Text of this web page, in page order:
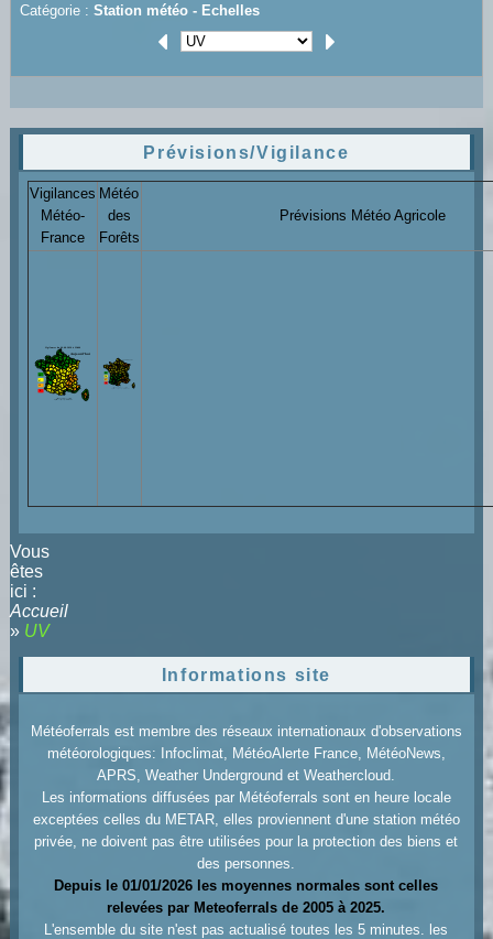
Catégorie : Station météo - Echelles
Prévisions/Vigilance
Vigilances
Météo-
France
Météo
des
Forêts
Prévisions Météo Agricole
Vous
êtes
ici :
Accueil
» UV
Informations site
Météoferrals est membre des réseaux internationaux d'observations
météorologiques: Infoclimat, MétéoAlerte France, MétéoNews,
APRS, Weather Underground et Weathercloud.
Les informations diffusées par Météoferrals sont en heure locale
exceptées celles du METAR, elles proviennent d'une station météo
privée, ne doivent pas être utilisées pour la protection des biens et
des personnes.
Depuis le 01/01/2026 les moyennes normales sont celles
relevées par Meteoferrals de 2005 à 2025.
L'ensemble du site n'est pas actualisé toutes les 5 minutes. les